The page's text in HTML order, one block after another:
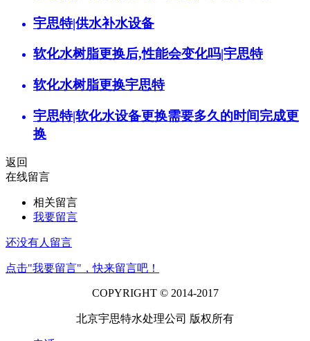
宇思特|供水补水设备
软化水树脂更换后,性能会变化吗|宇思特
软化水树脂更换宇思特
宇思特|软化水设备更换需要多久的时间完成更
换
返回
在线留言
相关留言
我要留言
还没有人留言
点击"我要留言"，快来留言吧！
COPYRIGHT © 2014-2017
北京宇思特水处理公司 版权所有